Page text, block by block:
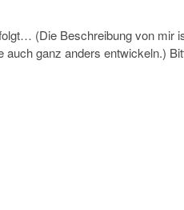
(Die Beschreibung von mir
auch ganz anders entwickeln.)